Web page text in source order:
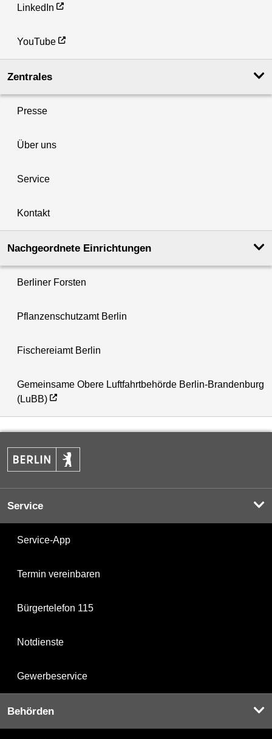
LinkedIn
YouTube
Zentrales
Presse
Über uns
Service
Kontakt
Nachgeordnete Einrichtungen
Berliner Forsten
Pflanzenschutzamt Berlin
Fischereiamt Berlin
Gemeinsame Obere Luftfahrtbehörde Berlin-Brandenburg
(LuBB)
Service
Service-App
Termin vereinbaren
Bürgertelefon 115
Notdienste
Gewerbeservice
Behörden